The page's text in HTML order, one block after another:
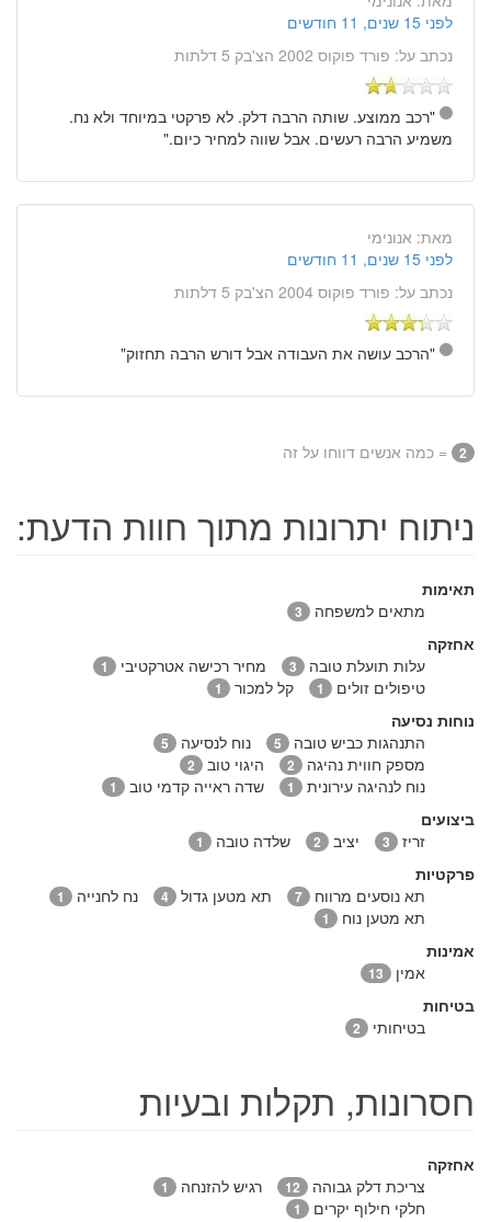
לפני 15 שנים, 11 חודשים
נכתב על: פורד פוקוס 2002 הצ'בק 5 דלתות
"רכב ממוצע. שותה הרבה דלק. לא פרקטי במיוחד ולא נח.
משמיע הרבה רעשים. אבל שווה למחיר כיום."
מאת: אנונימי
לפני 15 שנים, 11 חודשים
נכתב על: פורד פוקוס 2004 הצ'בק 5 דלתות
"הרכב עושה את העבודה אבל דורש הרבה תחזוק"
2 = כמה אנשים דווחו על זה
ניתוח יתרונות מתוך חוות הדעת:
תאימות
מתאים למשפחה
3
אחזקה
עלות תועלת טובה
3 מחיר רכישה אטרקטיבי 1
טיפולים זולים 1 קל למכור 1
נוחות נסיעה
התנהגות כביש טובה
5 נוח לנסיעה 5
מספק חווית נהיגה 2 היגוי טוב 2
נוח לנהיגה עירונית 1 שדה ראייה קדמי טוב 1
ביצועים
זריז
3 יציב 2 שלדה טובה 1
פרקטיות
תא נוסעים מרווח
7 תא מטען גדול 4 נח לחנייה 1
תא מטען נוח 1
אמינות
אמין
13
בטיחות
בטיחותי
2
חסרונות, תקלות ובעיות
אחזקה
צריכת דלק גבוהה
12 רגיש להזנחה 1
חלקי חילוף יקרים 1